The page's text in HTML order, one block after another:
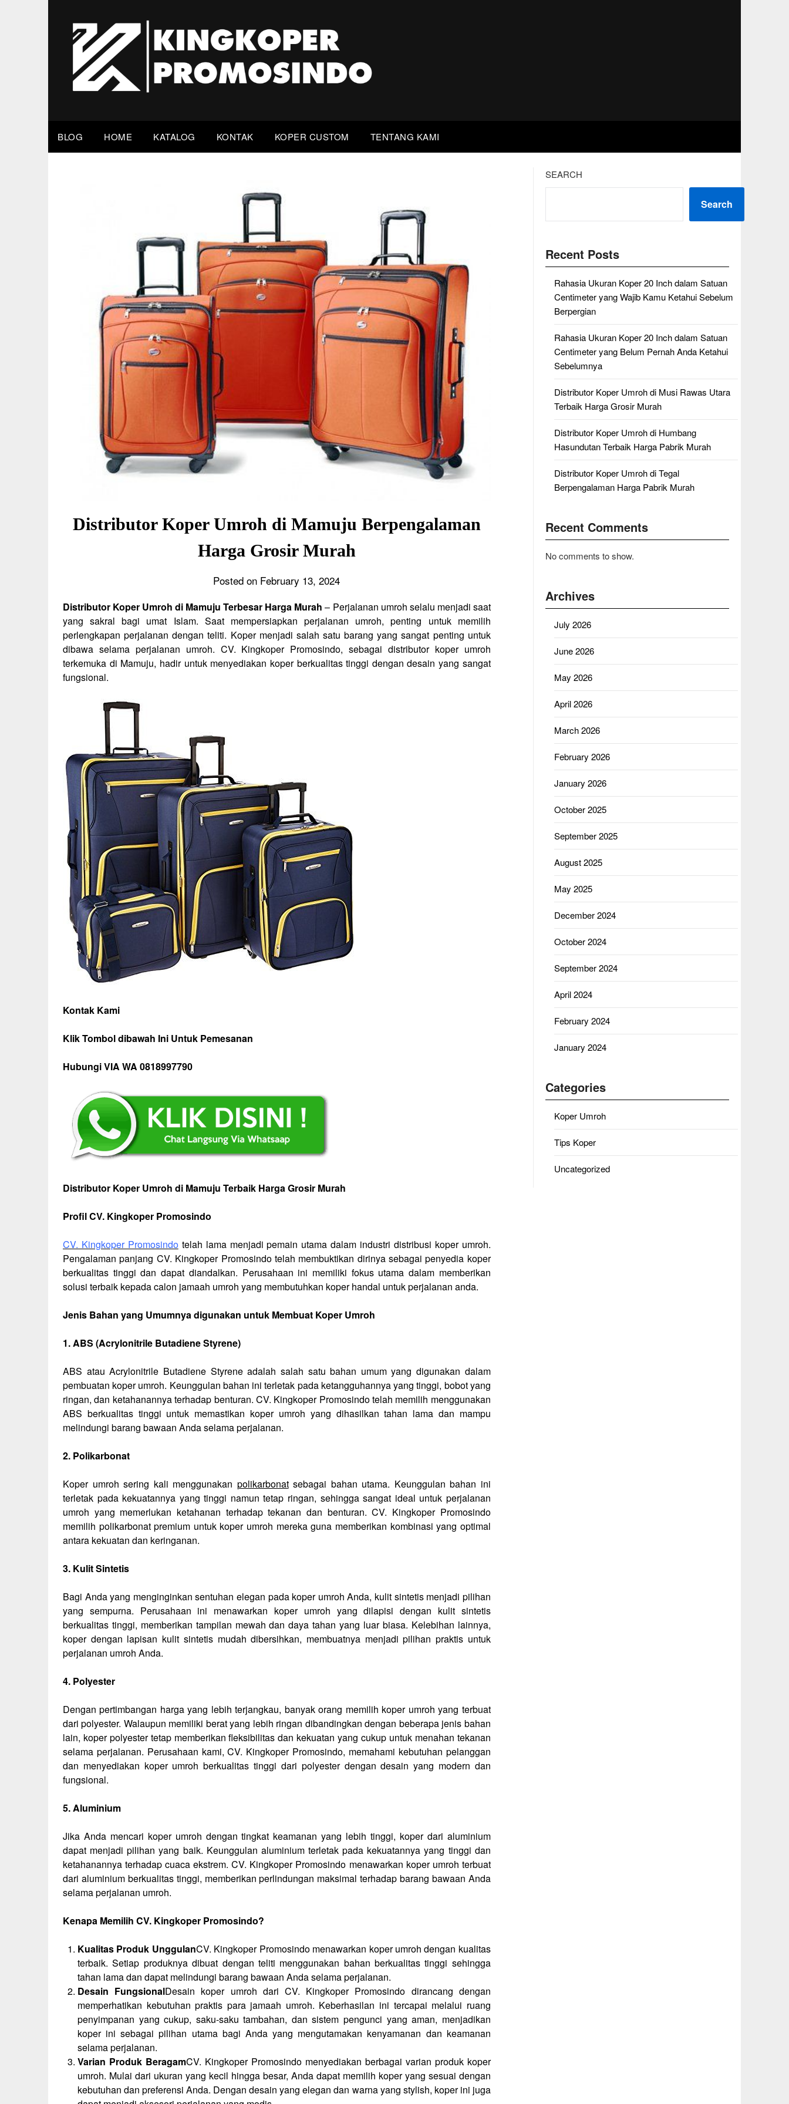
BLOG HOME KATALOG KONTAK KOPER CUSTOM TENTANG KAMI
Distributor Koper Umroh di Mamuju Berpengalaman
Harga Grosir Murah
Posted on February 13, 2024
Distributor Koper Umroh di Mamuju Terbesar Harga Murah – Perjalanan umroh selalu menjadi saat
yang sakral bagi umat Islam. Saat mempersiapkan perjalanan umroh, penting untuk memilih
perlengkapan perjalanan dengan teliti. Koper menjadi salah satu barang yang sangat penting untuk
dibawa selama perjalanan umroh. CV. Kingkoper Promosindo, sebagai distributor koper umroh
terkemuka di Mamuju, hadir untuk menyediakan koper berkualitas tinggi dengan desain yang sangat
fungsional.
Kontak Kami
Klik Tombol dibawah Ini Untuk Pemesanan
Hubungi VIA WA 0818997790
Distributor Koper Umroh di Mamuju Terbaik Harga Grosir Murah
Profil CV. Kingkoper Promosindo
CV. Kingkoper Promosindotelah lama menjadi pemain utama dalam industri distribusi koper umroh.
Pengalaman panjang CV. Kingkoper Promosindo telah membuktikan dirinya sebagai penyedia koper
berkualitas tinggi dan dapat diandalkan. Perusahaan ini memiliki fokus utama dalam memberikan
solusi terbaik kepada calon jamaah umroh yang membutuhkan koper handal untuk perjalanan anda.
Jenis Bahan yang Umumnya digunakan untuk Membuat Koper Umroh
1. ABS (Acrylonitrile Butadiene Styrene)
ABS atau Acrylonitrile Butadiene Styrene adalah salah satu bahan umum yang digunakan dalam
pembuatan koper umroh. Keunggulan bahan ini terletak pada ketangguhannya yang tinggi, bobot yang
ringan, dan ketahanannya terhadap benturan. CV. Kingkoper Promosindo telah memilih menggunakan
ABS berkualitas tinggi untuk memastikan koper umroh yang dihasilkan tahan lama dan mampu
melindungi barang bawaan Anda selama perjalanan.
2. Polikarbonat
Koper umroh sering kali menggunakan polikarbonatsebagai bahan utama. Keunggulan bahan ini
terletak pada kekuatannya yang tinggi namun tetap ringan, sehingga sangat ideal untuk perjalanan
umroh yang memerlukan ketahanan terhadap tekanan dan benturan. CV. Kingkoper Promosindo
memilih polikarbonat premium untuk koper umroh mereka guna memberikan kombinasi yang optimal
antara kekuatan dan keringanan.
3. Kulit Sintetis
Bagi Anda yang menginginkan sentuhan elegan pada koper umroh Anda, kulit sintetis menjadi pilihan
yang sempurna. Perusahaan ini menawarkan koper umroh yang dilapisi dengan kulit sintetis
berkualitas tinggi, memberikan tampilan mewah dan daya tahan yang luar biasa. Kelebihan lainnya,
koper dengan lapisan kulit sintetis mudah dibersihkan, membuatnya menjadi pilihan praktis untuk
perjalanan umroh Anda.
4. Polyester
Dengan pertimbangan harga yang lebih terjangkau, banyak orang memilih koper umroh yang terbuat
dari polyester. Walaupun memiliki berat yang lebih ringan dibandingkan dengan beberapa jenis bahan
lain, koper polyester tetap memberikan fleksibilitas dan kekuatan yang cukup untuk menahan tekanan
selama perjalanan. Perusahaan kami, CV. Kingkoper Promosindo, memahami kebutuhan pelanggan
dan menyediakan koper umroh berkualitas tinggi dari polyester dengan desain yang modern dan
fungsional.
5. Aluminium
Jika Anda mencari koper umroh dengan tingkat keamanan yang lebih tinggi, koper dari aluminium
dapat menjadi pilihan yang baik. Keunggulan aluminium terletak pada kekuatannya yang tinggi dan
ketahanannya terhadap cuaca ekstrem. CV. Kingkoper Promosindo menawarkan koper umroh terbuat
dari aluminium berkualitas tinggi, memberikan perlindungan maksimal terhadap barang bawaan Anda
selama perjalanan umroh.
Kenapa Memilih CV. Kingkoper Promosindo?
Kualitas Produk UnggulanCV. Kingkoper Promosindo menawarkan koper umroh dengan kualitas
terbaik. Setiap produknya dibuat dengan teliti menggunakan bahan berkualitas tinggi sehingga
tahan lama dan dapat melindungi barang bawaan Anda selama perjalanan.
Desain FungsionalDesain koper umroh dari CV. Kingkoper Promosindo dirancang dengan
memperhatikan kebutuhan praktis para jamaah umroh. Keberhasilan ini tercapai melalui ruang
penyimpanan yang cukup, saku-saku tambahan, dan sistem pengunci yang aman, menjadikan
koper ini sebagai pilihan utama bagi Anda yang mengutamakan kenyamanan dan keamanan
selama perjalanan.
Varian Produk BeragamCV. Kingkoper Promosindo menyediakan berbagai varian produk koper
umroh. Mulai dari ukuran yang kecil hingga besar, Anda dapat memilih koper yang sesuai dengan
kebutuhan dan preferensi Anda. Dengan desain yang elegan dan warna yang stylish, koper ini juga
SEARCH
Search
Recent Posts
Rahasia Ukuran Koper 20 Inch dalam Satuan
Centimeter yang Wajib Kamu Ketahui Sebelum
Berpergian
Rahasia Ukuran Koper 20 Inch dalam Satuan
Centimeter yang Belum Pernah Anda Ketahui
Sebelumnya
Distributor Koper Umroh di Musi Rawas Utara
Terbaik Harga Grosir Murah
Distributor Koper Umroh di Humbang
Hasundutan Terbaik Harga Pabrik Murah
Distributor Koper Umroh di Tegal
Berpengalaman Harga Pabrik Murah
Recent Comments
No comments to show.
Archives
July 2026
June 2026
May 2026
April 2026
March 2026
February 2026
January 2026
October 2025
September 2025
August 2025
May 2025
December 2024
October 2024
September 2024
April 2024
February 2024
January 2024
Categories
Koper Umroh
Tips Koper
Uncategorized